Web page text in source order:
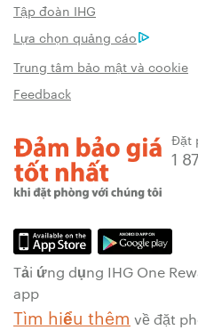
Tập đoàn IHG
Lựa chọn quảng cáo
Trung tâm bảo mật và cookie
Feedback
Đặt
1
Tải ứng dụng IHG One
app
Tìm hiểu thêm về đặt